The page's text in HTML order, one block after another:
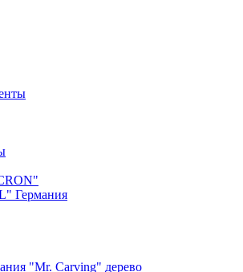
Германия
"Mr. Carving" дерево